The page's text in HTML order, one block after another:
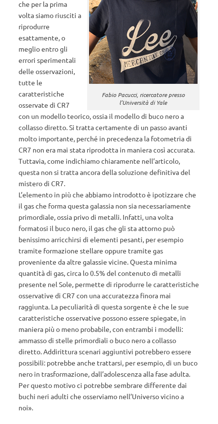
Fabio Pacucci, ricercatore presso
l’Università di Yale
che per la prima
volta siamo riusciti a
riprodurre
esattamente, o
meglio entro gli
errori sperimentali
delle osservazioni,
tutte le
caratteristiche
osservate di CR7
con un modello teorico, ossia il modello di buco nero a
collasso diretto. Si tratta certamente di un passo avanti
molto importante, perché in precedenza la fotometria di
CR7 non era mai stata riprodotta in maniera così accurata.
Tuttavia, come indichiamo chiaramente nell’articolo,
questa non si tratta ancora della soluzione definitiva del
mistero di CR7.
L’elemento in più che abbiamo introdotto è ipotizzare che
il gas che forma questa galassia non sia necessariamente
primordiale, ossia privo di metalli. Infatti, una volta
formatosi il buco nero, il gas che gli sta attorno può
benissimo arricchirsi di elementi pesanti, per esempio
tramite formazione stellare oppure tramite gas
proveniente da altre galassie vicine. Questa minima
quantità di gas, circa lo 0.5% del contenuto di metalli
presente nel Sole, permette di riprodurre le caratteristiche
osservative di CR7 con una accuratezza finora mai
raggiunta. La peculiarità di questa sorgente è che le sue
caratteristiche osservative possono essere spiegate, in
maniera più o meno probabile, con entrambi i modelli:
ammasso di stelle primordiali o buco nero a collasso
diretto. Addirittura scenari aggiuntivi potrebbero essere
possibili: potrebbe anche trattarsi, per esempio, di un buco
nero in trasformazione, dall’adolescenza alla fase adulta.
Per questo motivo ci potrebbe sembrare differente dai
buchi neri adulti che osserviamo nell’Universo vicino a
noi».